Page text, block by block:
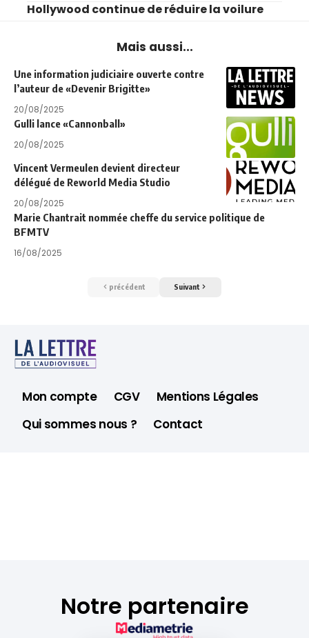
Hollywood continue de réduire la voilure
Mais aussi...
Une information judiciaire ouverte contre
l’auteur de «Devenir Brigitte»
20/08/2025
Gulli lance «Cannonball»
20/08/2025
Vincent Vermeulen devient directeur
délégué de Reworld Media Studio
20/08/2025
Marie Chantrait nommée cheffe du service politique de
BFMTV
16/08/2025
précédent Suivant
Mon compte CGV
Mentions Légales
Qui sommes nous ?
Contact
Notre partenaire